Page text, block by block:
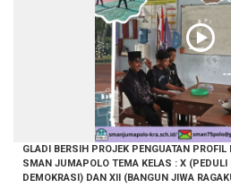
GLADI BERSIH PROJEK PENGUATAN
SMAN JUMAPOLO TEMA KELAS : X
DEMOKRASI) DAN XII (BANGUN JIWA